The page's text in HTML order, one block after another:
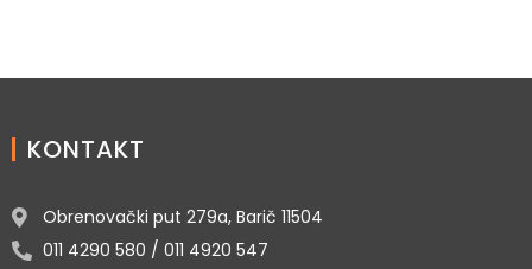
KONTAKT
Obrenovački put 279a, Barič 11504
011 4290 580 / 011 4920 547